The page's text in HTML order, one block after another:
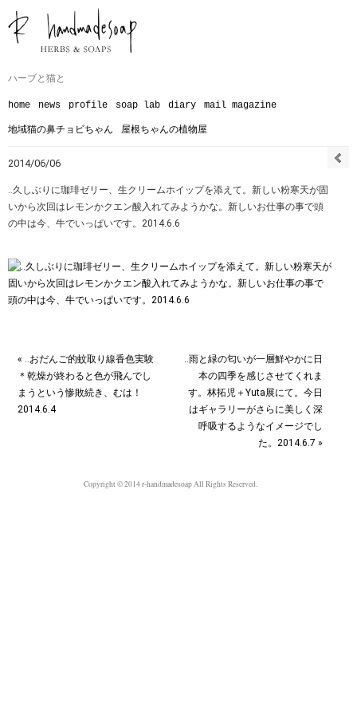
ハーブと猫と
home news profile soap lab diary mail magazine
地域猫の鼻チョビちゃん 屋根ちゃんの植物屋
2014/06/06
‥久しぶりに珈琲ゼリー、生クリームホイップを添えて。新しい粉寒天が固
いから次回はレモンかクエン酸入れてみようかな。新しいお仕事の事で頭
の中は今、牛でいっぱいです。2014.6.6
« ‥おだんご的蚊取り線香色実験
＊乾燥が終わると色が飛んでし
まうという惨敗続き、むは！
2014.6.4
‥雨と緑の匂いが一層鮮やかに日
本の四季を感じさせてくれま
す。林拓児＋Yuta展にて。今日
はギャラリーがさらに美しく深
呼吸するようなイメージでし
た。2014.6.7 »
Copyright © 2014 r-handmadesoap All Rights Reserved.